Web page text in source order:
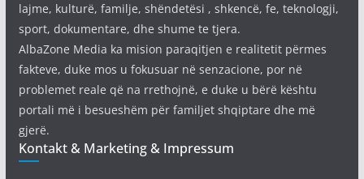
lajme, kulturë, familje, shëndetësi , shkencë, fe, teknologji,
sport, dokumentare, dhe shume te tjera.
AlbaZone Media ka mision paraqitjen e realitetit përmes
fakteve, duke mos u fokusuar në senzacione, por në
problemet reale që na rrethojnë, e duke u bërë kështu
portali më i besueshëm për familjet shqiptare dhe më
gjerë.
Kontakt & Marketing & Impressum